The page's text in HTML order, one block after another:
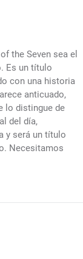
the Seven sea el
Es un título
con una historia
anticuado,
lo distingue de
del día,
y será un título
Necesitamos